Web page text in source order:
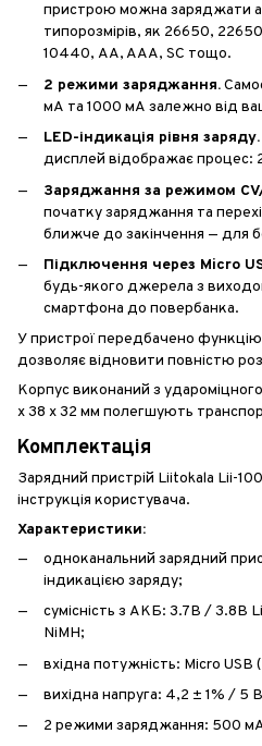
пристрою можна заряджати
типорозмірів, як 26650,
10440, AA, AAA, SC тощо.
2 режими заряджання.
мА та 1000 мА залежно від
LED-індикація рівня заряду.
дисплей відображає процес:
Заряджання за режимом
початку заряджання та
ближче до закінчення — для
Підключення через Micro
будь-якого джерела з
смартфона до повербанка.
У пристрої передбачено
дозволяє відновити повністю
Корпус виконаний з
х 38 х 32 мм полегшують
Комплектація
Зарядний пристрій Liitokala Lii-
інструкція користувача.
Характеристики:
одноканальний зарядний
індикацією заряду;
сумісність з АКБ: 3.7В / 3.8В
NiMH;
вхідна потужність: Micro
вихідна напруга: 4,2 ± 1% / 5
2 режими заряджання: 500